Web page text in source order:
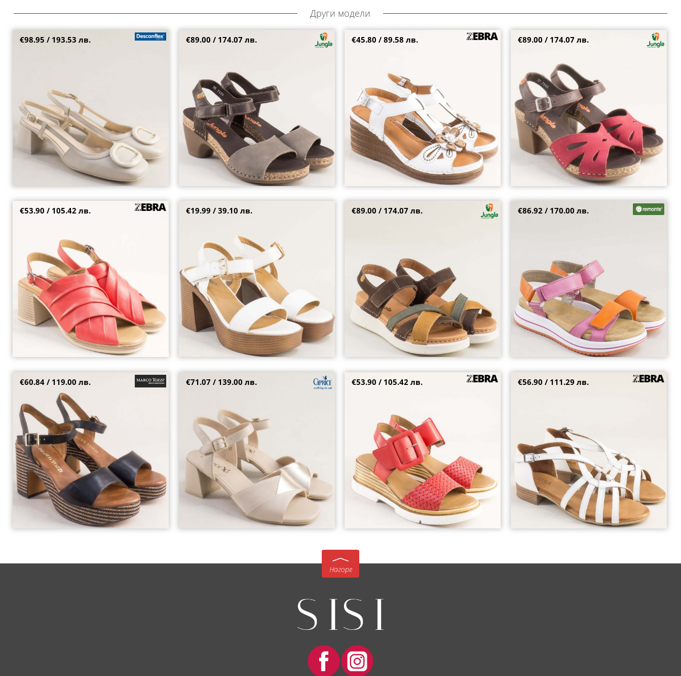
Други модели
Бежови дамски сандали от естествена кожа с
€98.95 / 193.53 лв.
JUNGLA сиви дамски сандали на модерно
41
€89.00 / 174.07 лв.
Бели дамски сандали Zebra на клин ходило с
39
€45.80 / 89.58 лв.
Стилни дамски сандали JUNGLA в модерен
39 40
€89.00 / 174.07 лв.
Фешън дамски сандали естествена кожа в
38 39
€53.90 / 105.42 лв.
Дамски сандали на платформа и висок ток в
41
€19.99 / 39.10 лв.
JUNGLA дамски сандали в пастелни цветове
€89.00 / 174.07 лв.
Дамски сандали в розов цвят с оранжеви
€86.92 / 170.00 лв.
MARCO TOZZI черни дамски сандали на
атрактивно ходило 228008ch
38
€60.84 / 119.00 лв.
Елегантни дамски сандали от естествен набук
39
€71.07 / 139.00 лв.
Кожени дамски сандали на платформа в
38 39 40
€53.90 / 105.42 лв.
Бели дамски сандали със затворена пета от
€56.90 / 111.29 лв.
Нагоре